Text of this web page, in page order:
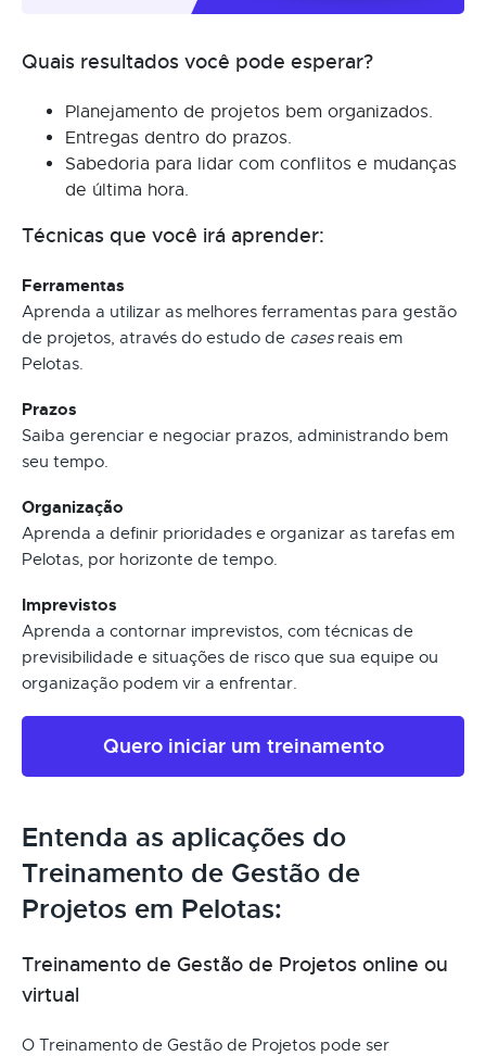
Quais resultados você pode esperar?
Planejamento de projetos bem organizados.
Entregas dentro do prazos.
Sabedoria para lidar com conflitos e mudanças
de última hora.
Técnicas que você irá aprender:
Ferramentas
Aprenda a utilizar as melhores ferramentas para gestão
de projetos, através do estudo de casesreais em
Pelotas.
Prazos
Saiba gerenciar e negociar prazos, administrando bem
seu tempo.
Organização
Aprenda a definir prioridades e organizar as tarefas em
Pelotas, por horizonte de tempo.
Imprevistos
Aprenda a contornar imprevistos, com técnicas de
previsibilidade e situações de risco que sua equipe ou
organização podem vir a enfrentar.
Quero iniciar um treinamento
Entenda as aplicações do
Treinamento de Gestão de
Projetos em Pelotas:
Treinamento de Gestão de Projetos online ou
virtual
O Treinamento de Gestão de Projetos pode ser